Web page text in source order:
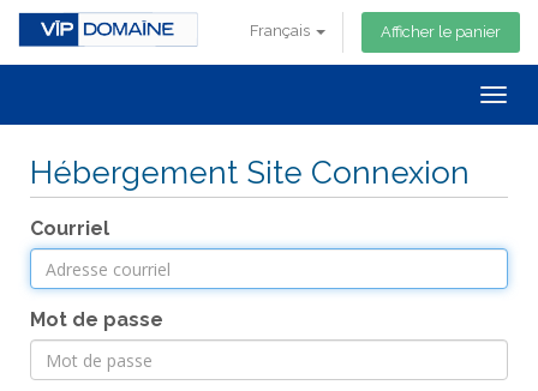
Français Afficher le panier
Hébergement Site Connexion
Courriel
Mot de passe